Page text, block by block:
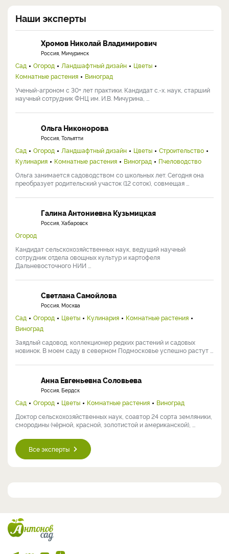
Наши эксперты
Хромов Николай Владимирович
Россия, Мичуринск
Сад Огород Ландшафтный дизайн
Цветы
Комнатные растения
Виноград
Ученый-агроном с 30+ лет практики. Кандидат с.-х. наук, старший
научный сотрудник ФНЦ им. И.В. Мичурина, ...
Ольга Никонорова
Россия, Тольятти
Сад Огород Ландшафтный дизайн Цветы
Строительство
Кулинария
Комнатные растения Виноград
Пчеловодство
Ольга занимается садоводством со школьных лет. Сегодня она
преобразует родительский участок (12 соток), совмещая ...
Галина Антониевна Кузьмицкая
Россия, Хабаровск
Огород
Кандидат сельскохозяйственных наук, ведущий научный
сотрудник отдела овощных культур и картофеля
Дальневосточного НИИ ...
Светлана Самойлова
Россия, Москва
Сад Огород Цветы Кулинария
Комнатные растения
Виноград
Заядлый садовод, коллекционер редких растений и садовых
новинок. В моем саду в северном Подмосковье успешно растут ...
Анна Евгеньевна Соловьева
Россия, Бердск
Сад Огород Цветы Комнатные растения
Виноград
Доктор сельскохозяйственных наук, соавтор 24 сорта земляники,
смородины (чёрной, красной, золотистой и американской), ...
Все эксперты